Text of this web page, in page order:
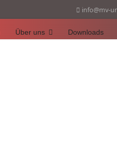
info@mv-
Über uns Downloads